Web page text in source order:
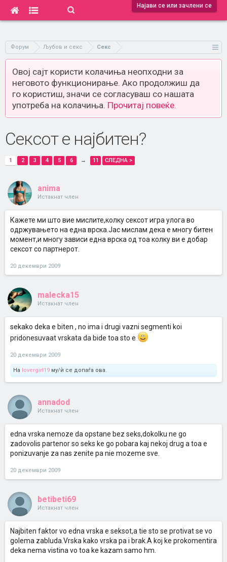
Најави се или зачлени се
Форум Љубов и секс Секс
Овој сајт користи колачиња неопходни за
неговото функционирање. Ако продолжиш да
го користиш, значи се согласуваш со нашата
употреба на колачиња. Прочитај повеќе.
Сексот е најбитен?
1 2 3 4 5 6 → 11 СЛЕДНА >
anima
Истакнат член
Кажете ми што вие мислите,колку сексот игра улога во
одржувањето на една врска.Јас мислам дека е многу битен
момент,и многу зависи една врска од тоа колку ви е добар
сексот со партнерот.
20 декември 2009
malecka15
Истакнат член
sekako deka e biten , no ima i drugi vazni segmenti koi
pridonesuvaat vrskata da bide toa sto e
20 декември 2009
На lovergirl19 му/ѝ се допаѓа ова.
annadod
Истакнат член
edna vrska nemoze da opstane bez seks,dokolku ne go
zadovolis partenor so seks ke go pobara kaj nekoj drug a toa e
ponizuvanje za nas zenite pa nie mozeme sve.
20 декември 2009
betibeti69
Истакнат член
Najbiten faktor vo edna vrska e seksot,a tie sto se protivat se vo
golema zabluda.Vrska kako vrska pa i brak.A koj ke prokomentira
deka nema vistina vo toa ke kazam samo hm.